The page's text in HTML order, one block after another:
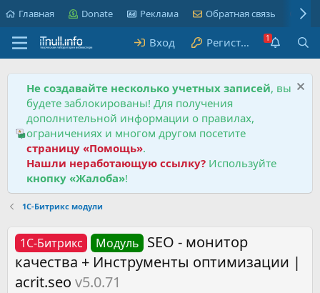
Главная Donate Реклама Обратная связь
Вход Регистрация
Не создавайте несколько учетных записей, вы
будете заблокированы! Для получения
дополнительной информации о правилах,
ограничениях и многом другом посетите
страницу «Помощь».
Нашли неработающую ссылку? Используйте
кнопку «Жалоба»!
1С-Битрикс модули
1С-Битрикс Модуль SEO - монитор
качества + Инструменты оптимизации |
acrit.seo v5.0.71